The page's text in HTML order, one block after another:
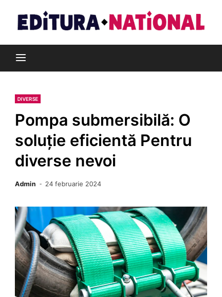
content
Editura Național
DIVERSE
Pompa submersibilă: O
soluție eficientă Pentru
diverse nevoi
Admin 24 februarie 2024